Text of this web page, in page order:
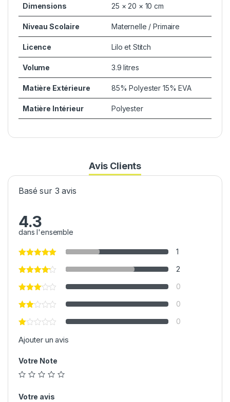
Dimensions 25 × 20 × 10 cm
Niveau Scolaire Maternelle / Primaire
Licence Lilo et Stitch
Volume 3.9 litres
Matière Extérieure 85% Polyester 15% EVA
Matière Intérieur Polyester
Avis Clients
Basé sur 3 avis
4.3
dans l'ensemble
1
2
0
0
0
Ajouter un avis
Votre Note
Votre avis